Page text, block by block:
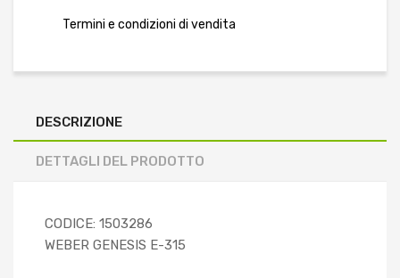
Termini e condizioni di vendita
DESCRIZIONE
DETTAGLI DEL PRODOTTO
CODICE: 1503286
WEBER GENESIS E-315